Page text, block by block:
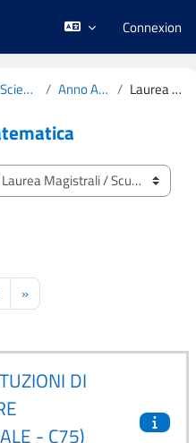
Connexion
Scuola di Scienze Matematiche, Fisiche e Naturali Anno Accademico 2025-2026 Laurea Magistrale in Matematica
des cours
2
»Page suivante
DI
- C75)